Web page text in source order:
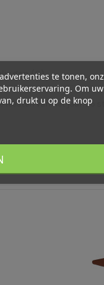
(0)
van het jaar. Zo
te tonen,
Om uw
drukt u op de knop